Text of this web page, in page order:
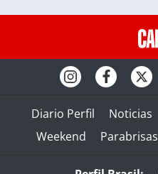
Diario Perfil Noticias
Weekend
Parabrisas